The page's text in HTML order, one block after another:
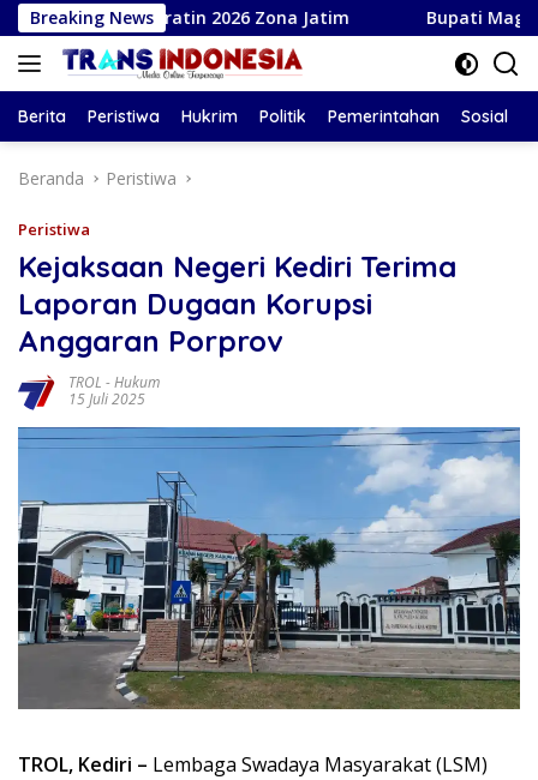
Langsung
ke
konten
Breaking News
Suratin 2026 Zona Jatim Bupati Magetan Serahkan
Berita Peristiwa Hukrim Politik Pemerintahan Sosial
Beranda Peristiwa
Peristiwa
Kejaksaan Negeri Kediri Terima
Laporan Dugaan Korupsi
Anggaran Porprov
TROL -Hukum
15 Juli 2025
TROL, Kediri – Lembaga Swadaya Masyarakat (LSM)